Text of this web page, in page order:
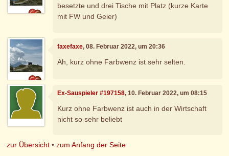
besetzte und drei Tische mit Platz (kurze Karte
mit FW und Geier)
faxefaxe, 08. Februar 2022, um 20:36
Ah, kurz ohne Farbwenz ist sehr selten.
Ex-Sauspieler #197158, 10. Februar 2022, um 08:15
Kurz ohne Farbwenz ist auch in der Wirtschaft
nicht so sehr beliebt
zur Übersicht •zum Anfang der Seite